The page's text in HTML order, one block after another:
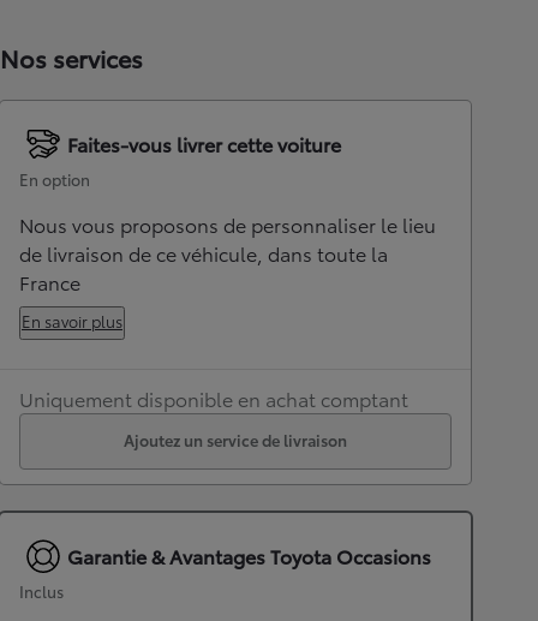
Nos services
Faites-vous livrer cette voiture
En option
Nous vous proposons de personnaliser le lieu
de livraison de ce véhicule, dans toute la
France
En savoir plus
Uniquement disponible en achat comptant
Ajoutez un service de livraison
Garantie & Avantages Toyota Occasions
Inclus